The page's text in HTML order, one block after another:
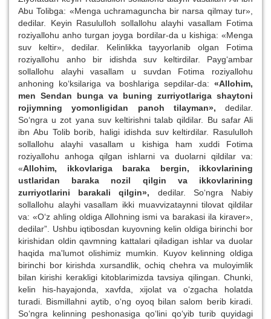
Abu Tolibga: «Menga uchramaguncha bir narsa qilmay tur»,
dedilar. Keyin Rasululloh sollallohu alayhi vasallam Fotima
roziyallohu anho turgan joyga bordilar-da u kishiga: «Menga
suv keltir», dedilar. Kelinlikka tayyorlanib olgan Fotima
roziyallohu anho bir idishda suv keltirdilar. Payg‘ambar
sollallohu alayhi vasallam u suvdan Fotima roziyallohu
anhoning ko‘ksilariga va boshlariga sepdilar-da: «Allohim,
men Sendan bunga va buning zurriyotlariga shaytoni
rojiymning yomonligidan panoh tilayman», dedilar.
So‘ngra u zot yana suv keltirishni talab qildilar. Bu safar Ali
ibn Abu Tolib borib, haligi idishda suv keltirdilar. Rasululloh
sollallohu alayhi vasallam u kishiga ham xuddi Fotima
roziyallohu anhoga qilgan ishlarni va duolarni qildilar va:
«Allohim, ikkovlariga baraka bergin, ikkovlarining
ustlaridan baraka nozil qilgin va ikkovlarining
zurriyotlarini barakali qilgin», dedilar. So‘ngra Nabiy
sollallohu alayhi vasallam ikki muavvizataynni tilovat qildilar
va: «O‘z ahling oldiga Allohning ismi va barakasi ila kiraver»,
dedilar”. Ushbu iqtibosdan kuyovning kelin oldiga birinchi bor
kirishidan oldin qavmning kattalari qiladigan ishlar va duolar
haqida ma'lumot olishimiz mumkin. Kuyov kelinning oldiga
birinchi bor kirishda xursandlik, ochiq chehra va muloyimlik
bilan kirishi kerakligi kitoblarimizda tavsiya qilingan. Chunki,
kelin his-hayajonda, xavfda, xijolat va o‘zgacha holatda
turadi. Bismillahni aytib, o‘ng oyoq bilan salom berib kiradi.
So‘ngra kelinning peshonasiga qo‘lini qo‘yib turib quyidagi